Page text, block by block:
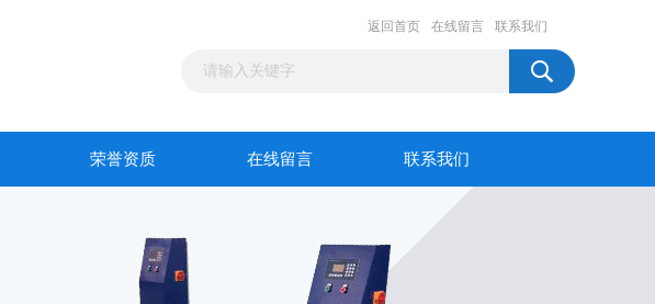
返回首页 在线留言 联系我们
荣誉资质 在线留言 联系我们